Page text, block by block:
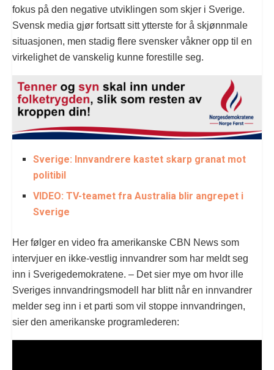
fokus på den negative utviklingen som skjer i Sverige.
Svensk media gjør fortsatt sitt ytterste for å skjønnmale
situasjonen, men stadig flere svensker våkner opp til en
virkelighet de vanskelig kunne forestille seg.
Sverige: Innvandrere kastet skarp granat mot
politibil
VIDEO: TV-teamet fra Australia blir angrepet i
Sverige
Her følger en video fra amerikanske CBN News som
intervjuer en ikke-vestlig innvandrer som har meldt seg
inn i Sverigedemokratene. – Det sier mye om hvor ille
Sveriges innvandringsmodell har blitt når en innvandrer
melder seg inn i et parti som vil stoppe innvandringen,
sier den amerikanske programlederen: